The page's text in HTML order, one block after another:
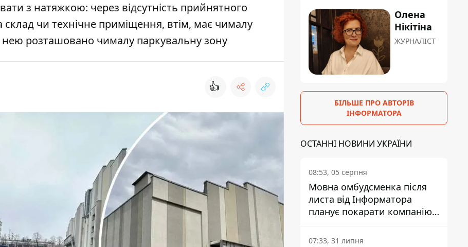
з натяжкою: через відсутність прийнятного
чи технічне приміщення, втім, має чималу
нею розташовано чималу паркувальну зону
👍
Олена
Нікітіна
ЖУРНАЛІСТ
БІЛЬШЕ ПРО АВТОРІВ
ІНФОРМАТОРА
ОСТАННІ НОВИНИ УКРАЇНИ
08:53, 05 серпня
Мовна омбудсменка після
листа від Інформатора
планує покарати компанію-
підрядника ПриватБанку
07:33, 31 липня